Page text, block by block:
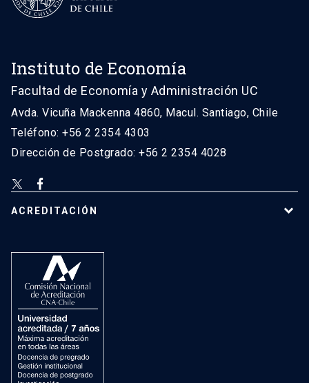
Instituto de Economía
Facultad de Economía y Administración UC
Avda. Vicuña Mackenna 4860, Macul. Santiago, Chile
Teléfono: +56 2 2354 4303
Dirección de Postgrado: +56 2 2354 4028
ACREDITACIÓN